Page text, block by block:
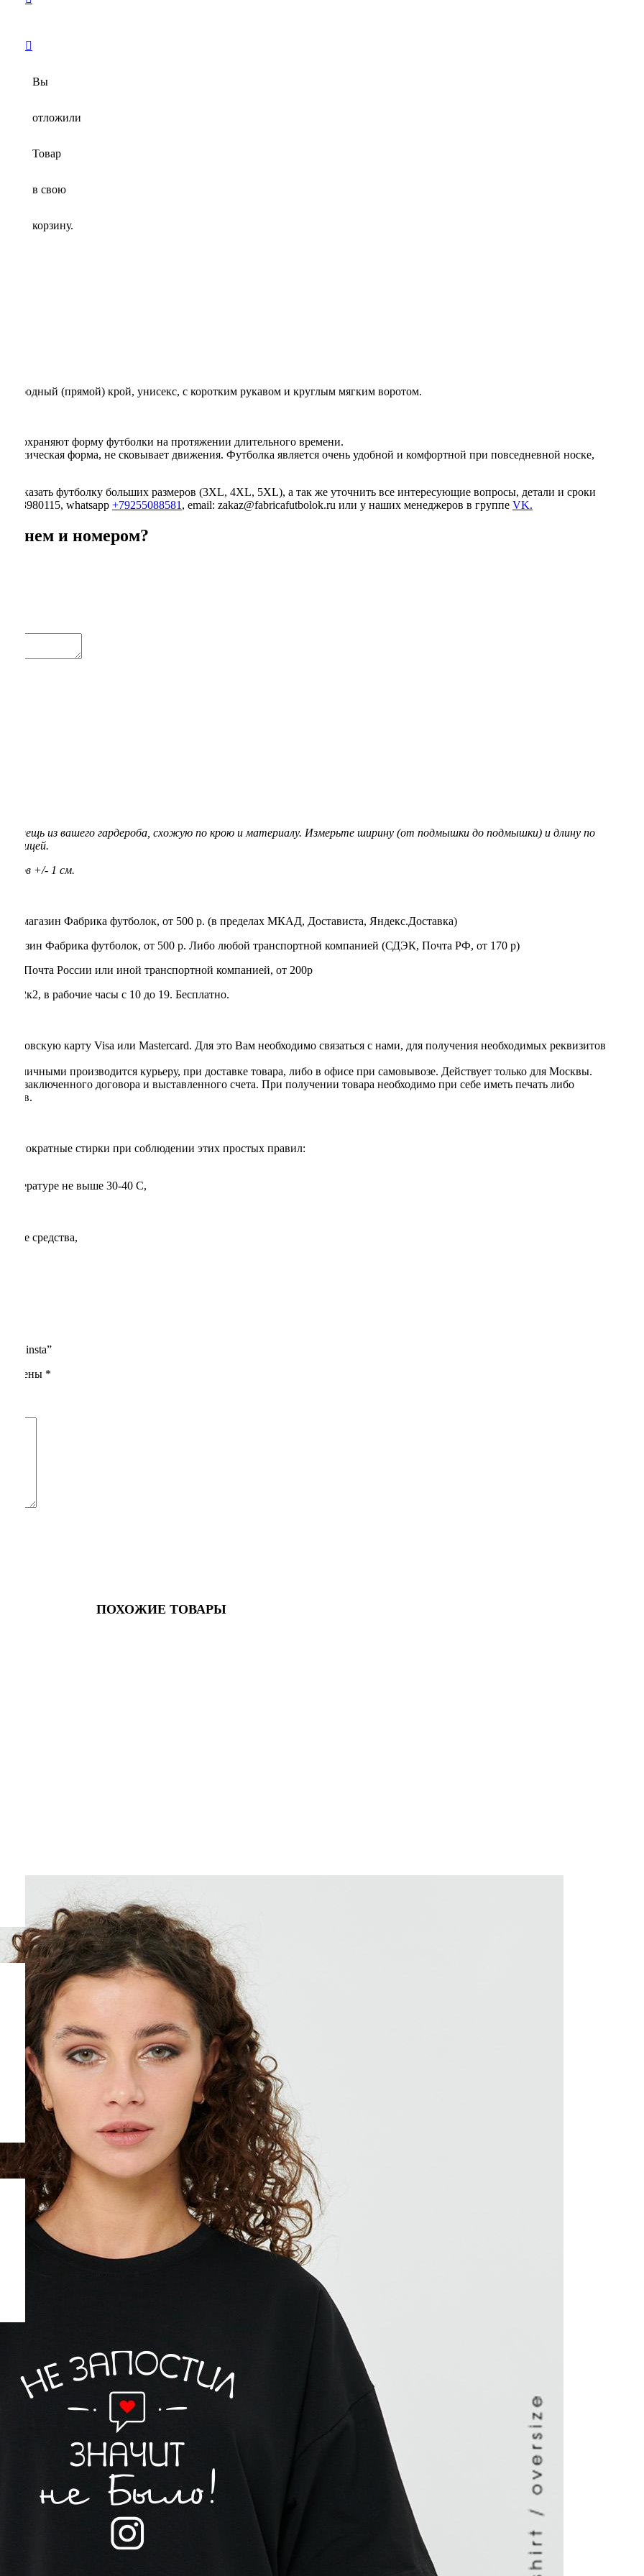
Вы
отложили
Товар
в свою
корзину.
(прямой) крой, унисекс, с коротким рукавом и круглым мягким воротом.
сохраняют форму футболки на протяжении длительного времени.
форма, не сковывает движения. Футболка является очень удобной и комфортной при повседневной носке,
Заказать футболку больших размеров (3XL, 4XL, 5XL), а так же уточнить все интересующие вопросы, детали и сроки
whatsapp +79255088581 , email: zakaz@fabricafutbolok.ru или у наших менеджеров в группе VK.
и номером?
вещь из вашего гардероба, схожую по крою и материалу. Измерьте ширину (от подмышки до подмышки) и длину по
+/- 1 см.
магазин Фабрика футболок, от 500 р. (в пределах МКАД, Достависта, Яндекс.Доставка)
Фабрика футболок, от 500 р. Либо любой транспортной компанией (СДЭК, Почта РФ, от 170 р)
Почта России или иной транспортной компанией, от 200р
в рабочие часы с 10 до 19. Бесплатно.
банковскую карту Visa или Mastercard. Для это Вам необходимо связаться с нами, для получения необходимых реквизитов
наличными производится курьеру, при доставке товара, либо в офисе при самовывозе. Действует только для Москвы.
заключенного договора и выставленного счета. При получении товара необходимо при себе иметь печать либо
стирки при соблюдении этих простых правил:
не выше 30-40 С,
средства,
insta”
*
ПОХОЖИЕ ТОВАРЫ